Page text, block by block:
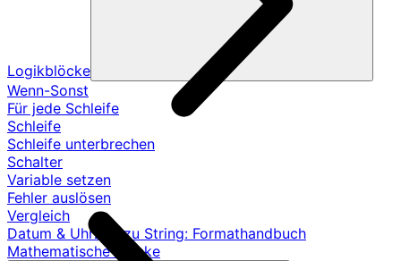
Logikblöcke
Wenn-Sonst
Für jede Schleife
Schleife
Schleife unterbrechen
Schalter
Variable setzen
Fehler auslösen
Vergleich
Datum & Uhrzeit zu String: Formathandbuch
Mathematische Blöcke